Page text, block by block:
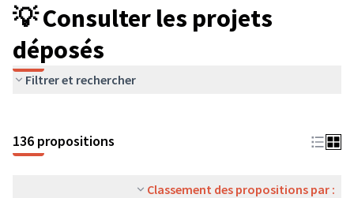
💡 Consulter les projets
déposés
Filtrer et rechercher
136 propositions
Classement des propositions par :